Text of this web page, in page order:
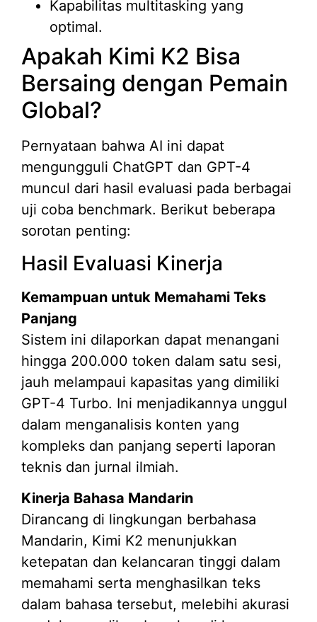
Kapabilitas multitasking yang
optimal.
Apakah Kimi K2 Bisa
Bersaing dengan Pemain
Global?
Pernyataan bahwa AI ini dapat
mengungguli ChatGPT dan GPT-4
muncul dari hasil evaluasi pada berbagai
uji coba benchmark. Berikut beberapa
sorotan penting:
Hasil Evaluasi Kinerja
Kemampuan untuk Memahami Teks
Panjang
Sistem ini dilaporkan dapat menangani
hingga 200.000 token dalam satu sesi,
jauh melampaui kapasitas yang dimiliki
GPT-4 Turbo. Ini menjadikannya unggul
dalam menganalisis konten yang
kompleks dan panjang seperti laporan
teknis dan jurnal ilmiah.
Kinerja Bahasa Mandarin
Dirancang di lingkungan berbahasa
Mandarin, Kimi K2 menunjukkan
ketepatan dan kelancaran tinggi dalam
memahami serta menghasilkan teks
dalam bahasa tersebut, melebihi akurasi